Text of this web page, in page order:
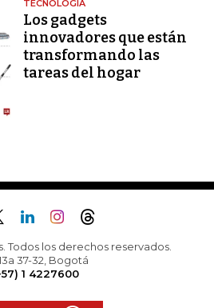
TECNOLOGÍA
Los gadgets
innovadores que están
transformando las
tareas del hogar
Todos los derechos reservados.
37-32, Bogotá
1 4227600